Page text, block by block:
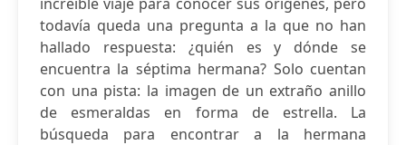
todavía queda una pregunta a la que no han
hallado respuesta: ¿quién es y dónde se
encuentra la séptima hermana? Solo cuentan
con una pista: la imagen de un extraño anillo
de esmeraldas en forma de estrella. La
búsqueda para encontrar a la hermana